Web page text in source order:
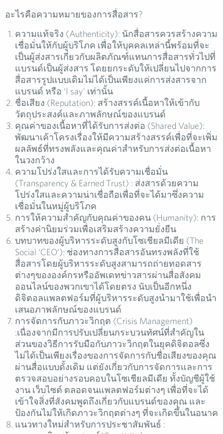
อะไรคือความหมายของการสื่อสาร?
ความแท้จริง (Authenticity): นักสื่อสารควรสร้างความ
เชื่อมั่นให้กับผู้บริโภค เพื่อให้บุคคลเหล่านี้พร้อมที่จะ
เป็นผู้ส่งสารเกี่ยวกับผลิตภัณฑ์แทนการสื่อสารทั่วไปที่
แบรนด์เป็นผู้ส่งสาร โดยยกระดับให้เปลี่ยนไปจากการ
สื่อสารรูปแบบเดิมไม่ได้เป็นเพียงแค่การส่งสารจาก
แบรนด์ หรือ ‘I say’ เท่านั้น
ชื่อเสียง (Reputation): สร้างสรรค์เนื้อหาให้เข้ากับ
วัตถุประสงค์และภาพลักษณ์ของแบรนด์
คุณค่าของเนื้อหาที่ได้รับการส่งต่อ (Shared Value):
พัฒนาเค้าโครงเรื่องให้มีความสร้างสรรค์เพื่อที่จะเพิ่ม
ผลลัพธ์ที่ทรงพลังและคุณค่าสำหรับการส่งต่อเนื้อหา
ในวงกว้าง
ความโปร่งใสและการได้รับความเชื่อมั่น
(Transparency & Earned Trust) : ส่งสารด้วยความ
โปร่งใสและความน่าเชื่อถือเพื่อที่จะได้มาซึ่งความ
เชื่อมั่นในหมู่ผู้บริโภค
การให้ความสำคัญกับคุณค่าของคน (Humanity): การ
สร้างค่านิยมร่วมเพื่อเสริมสร้างความยั่งยืน
บทบาทของผู้บริหารระดับสูงกับโซเชียลมีเดีย (The
Social ‘CEO’): ช่องทางการสื่อสารอันทรงพลังที่ใช้
สื่อสารโดยผู้บริหารระดับสูงสามารถถ่ายทอดสาร
ต่างๆขององค์กรหรืออัพเดทข่าวสารผ่านสื่อสังคม
ออนไลน์ของพวกเขาได้โดยตรง นับเป็นอีกหนึ่ง
ดิจิตอลแพลตฟอร์มที่ผู้บริหารระดับสูงนำมาใช้เพื่อนำ
เสนอภาพลักษณ์ของแบรนด์
การจัดการกับภาวะวิกฤต (Crisis Management)
:เนื่องจากมีการปรับเปลี่ยนกระบวนทัศน์ที่สำคัญใน
ส่วนของวิธีการรับมือกับภาวะวิกฤตในยุคดิจิตอลซึ่ง
ไม่ได้เป็นเพียงเรื่องของการจัดการกับชื่อเสียงของคุณ
ผ่านสื่อแบบดั้งเดิม แต่ยังเกี่ยวกับการจัดการและการ
ตรวจสอบอย่างรอบคอบในโซเชียลมีเดีย ทั้งบัญชีผู้ใช้
งาน เว็บไซต์ ตลอดจนแพลตฟอร์มต่างๆ เพื่อที่จะได้
เข้าใจสิ่งที่สังคมพูดถึงเกี่ยวกับแบรนด์ของคุณ และ
ป้องกันไม่ให้เกิดภาวะวิกฤตต่างๆ ที่จะเกิดขึ้นในอนาค
แนวทางใหม่สำหรับการประชาสัมพันธ์ :